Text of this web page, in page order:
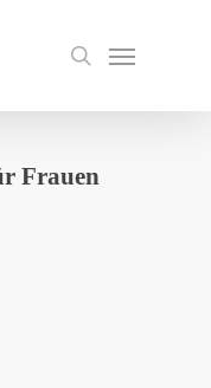
search
Menu
Frauen